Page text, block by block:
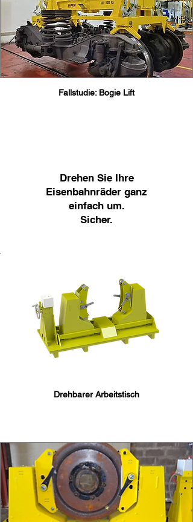
Fallstudie: Bogie Lift
Drehen Sie Ihre
Eisenbahnräder ganz
einfach um.
Sicher.
Drehbarer Arbeitstisch